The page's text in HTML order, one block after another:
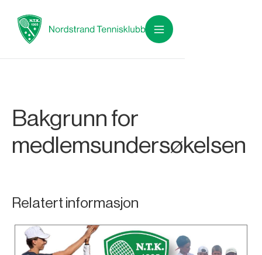
Bakgrunn for
medlemsundersøkelsen
Relatert informasjon